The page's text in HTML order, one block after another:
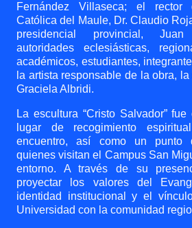
Fernández Villaseca; el rector
Católica del Maule, Dr. Claudio
presidencial provincial,
autoridades eclesiásticas,
académicos, estudiantes,
la artista responsable de la obra,
Graciela Albridi.
La escultura “Cristo Salvador”
lugar de recogimiento
encuentro, así como un punto
quienes visitan el Campus San
entorno. A través de su
proyectar los valores del
identidad institucional y el
Universidad con la comunidad